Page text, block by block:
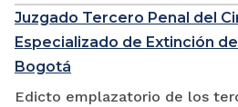
Juzgado Tercero Penal del
Especializado de Extinción
Bogotá
Edicto emplazatorio de los